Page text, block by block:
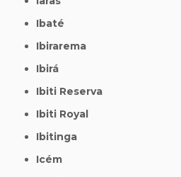
Ibaté
Ibirarema
Ibirá
Ibiti Reserva
Ibiti Royal
Ibitinga
Icém